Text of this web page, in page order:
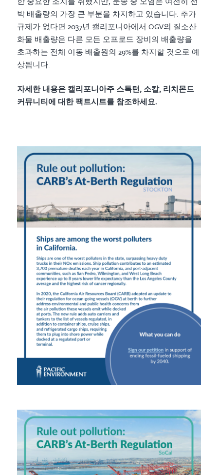
박 배출량의 가장 큰 부분을 차지하고 있습니다. 추가
규제가 없다면 2037년 캘리포니아에서 OGV의 질소산
화물 배출량은 다른 모든 오프로드 장비의 배출량을
초과하는 전체 이동 배출원의 29%를 차지할 것으로 예
상됩니다.
자세한 내용은 캘리포니아주 스톡턴, 소칼, 리치몬드
커뮤니티에 대한 팩트시트를 참조하세요.